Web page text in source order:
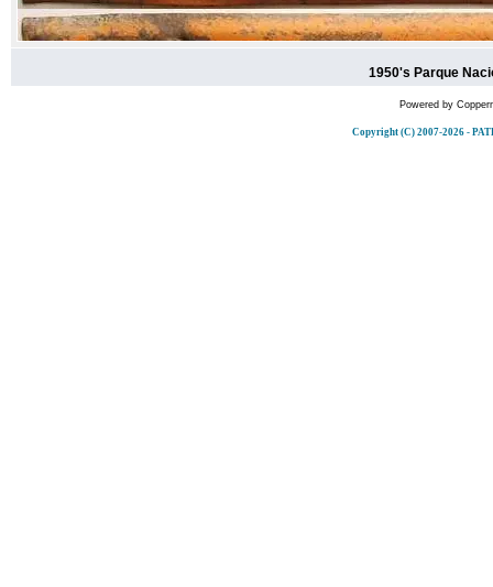
1950's Parque
Powered by
Copyright (C) 2007-2026 -